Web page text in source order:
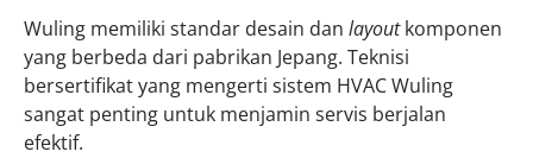
Wuling memiliki standar desain dan layoutkomponen
yang berbeda dari pabrikan Jepang. Teknisi
bersertifikat yang mengerti sistem HVAC Wuling
sangat penting untuk menjamin servis berjalan
efektif.